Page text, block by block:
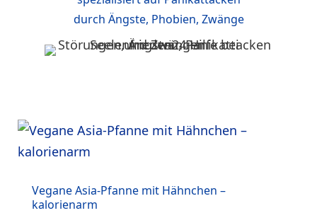
durch Ängste, Phobien, Zwänge
Vegane Asia-Pfanne mit Hähnchen –
kalorienarm